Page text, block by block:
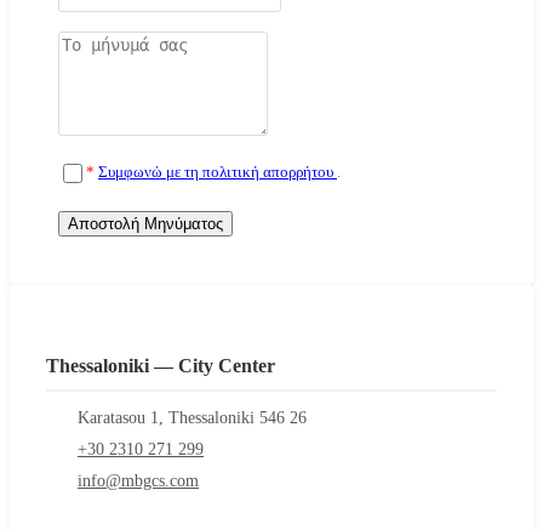
* Συμφωνώ με τη πολιτική απορρήτου .
Αποστολή Μηνύματος
Thessaloniki — City Center
Karatasou 1, Thessaloniki 546 26
+30 2310 271 299
info@mbgcs.com